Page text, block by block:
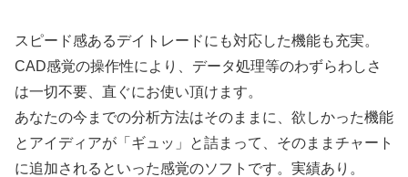
スピード感あるデイトレードにも対応した機能も充実。
CAD感覚の操作性により、データ処理等のわずらわしさ
は一切不要、直ぐにお使い頂けます。
あなたの今までの分析方法はそのままに、欲しかった機能
とアイディアが「ギュッ」と詰まって、そのままチャート
に追加されるといった感覚のソフトです。実績あり。